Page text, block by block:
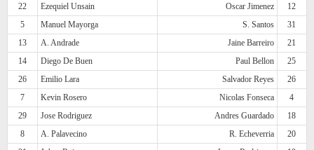
22
Ezequiel Unsain Oscar Jimenez
12
5
Manuel Mayorga S. Santos
31
13
A. Andrade Jaine Barreiro
21
14
Diego De Buen Paul Bellon
25
26
Emilio Lara Salvador Reyes
26
7
Kevin Rosero Nicolas Fonseca
4
29
Jose Rodriguez Andres Guardado
18
8
A. Palavecino R. Echeverria
20